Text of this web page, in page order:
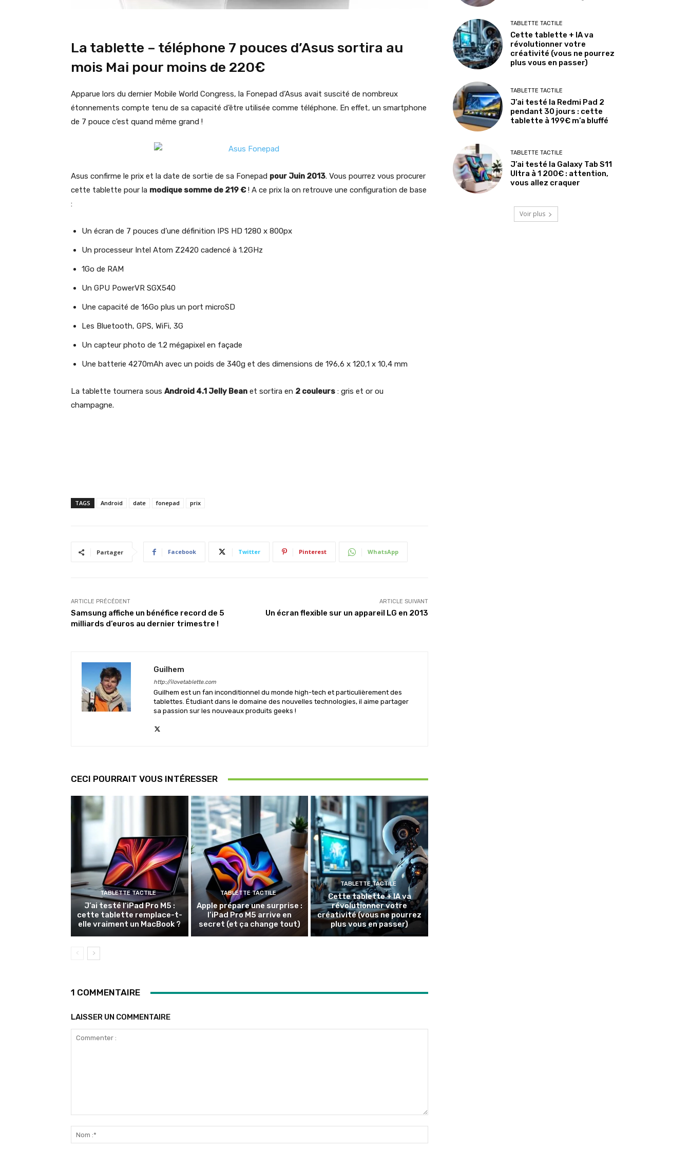
La tablette – téléphone 7 pouces d’Asus sortira au
mois Mai pour moins de 220€
Apparue lors du dernier Mobile World Congress, la Fonepad d’Asus avait suscité de nombreux
étonnements compte tenu de sa capacité d’être utilisée comme téléphone. En effet, un smartphone
de 7 pouce c’est quand même grand !
Asus confirme le prix et la date de sortie de sa Fonepad pour Juin 2013. Vous pourrez vous procurer
cette tablette pour la modique somme de 219 €! A ce prix la on retrouve une configuration de base
:
Un écran de 7 pouces d’une définition IPS HD 1280 x 800px
Un processeur Intel Atom Z2420 cadencé à 1.2GHz
1Go de RAM
Un GPU PowerVR SGX540
Une capacité de 16Go plus un port microSD
Les Bluetooth, GPS, WiFi, 3G
Un capteur photo de 1.2 mégapixel en façade
Une batterie 4270mAh avec un poids de 340g et des dimensions de 196,6 x 120,1 x 10,4 mm
La tablette tournera sous Android 4.1 Jelly Bean et sortira en 2 couleurs : gris et or ou
champagne.
TAGS Android date fonepad prix
Partager Facebook Twitter Pinterest WhatsApp
ARTICLE PRÉCÉDENT
Samsung affiche un bénéfice record de 5
milliards d’euros au dernier trimestre !
ARTICLE SUIVANT
Un écran flexible sur un appareil LG en 2013
Guilhem
http://ilovetablette.com
Guilhem est un fan inconditionnel du monde high-tech et particulièrement des
tablettes. Étudiant dans le domaine des nouvelles technologies, il aime partager
sa passion sur les nouveaux produits geeks !
CECI POURRAIT VOUS INTÉRESSER
TABLETTE TACTILE
J’ai testé l’iPad Pro M5 :
cette tablette remplace-t-
elle vraiment un MacBook ?
TABLETTE TACTILE
Apple prépare une surprise :
l’iPad Pro M5 arrive en
secret (et ça change tout)
TABLETTE TACTILE
Cette tablette + IA va
révolutionner votre
créativité (vous ne pourrez
plus vous en passer)
1 COMMENTAIRE
LAISSER UN COMMENTAIRE
:*
TABLETTE TACTILE
Cette tablette + IA va
révolutionner votre
créativité (vous ne pourrez
plus vous en passer)
TABLETTE TACTILE
J’ai testé la Redmi Pad 2
pendant 30 jours : cette
tablette à 199€ m’a bluffé
TABLETTE TACTILE
J’ai testé la Galaxy Tab S11
Ultra à 1 200€ : attention,
vous allez craquer
Voir plus